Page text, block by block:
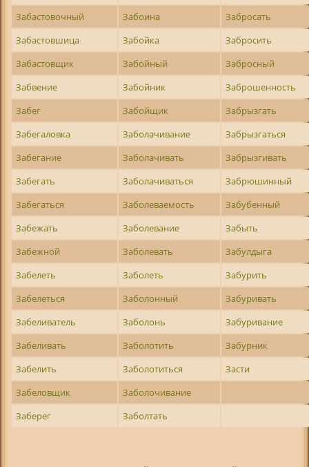
Забастовочный
Забоина
Забросать
Забастовшица
Забойка
Забросить
Забастовщик
Забойный
Забросный
Забвение
Забойник
Заброшенность
Забег
Забойщик
Забрызгать
Забегаловка
Заболачивание
Забрызгаться
Забегание
Заболачивать
Забрызгивать
Забегать
Заболачиваться
Забрюшинный
Забегаться
Заболеваемость
Забубенный
Забежать
Заболевание
Забыть
Забежной
Заболевать
Забулдыга
Забелеть
Заболеть
Забурить
Забелеться
Заболонный
Забуривать
Забеливатель
Заболонь
Забуривание
Забеливать
Заболотить
Забурник
Забелить
Заболотиться
Засти
Забеловщик
Заболочивание
Заберег
Заболтать